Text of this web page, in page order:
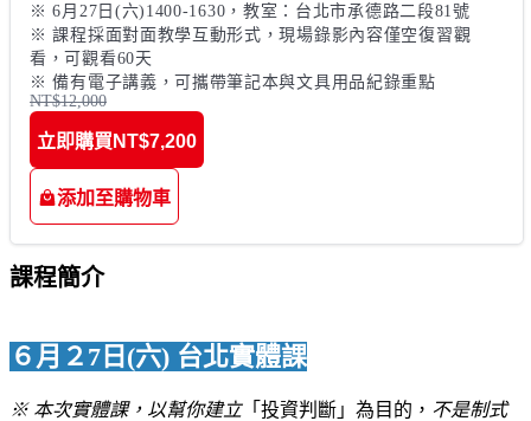
※ 6月27日(六)1400-1630，教室：台北市承德路二段81號
※ 課程採面對面教學互動形式，現場錄影內容僅空復習觀
看，可觀看60天
※ 備有電子講義，可攜帶筆記本與文具用品紀錄重點
NT$12,000
立即購買 NT$7,200
添加至購物車
課程簡介
６月２7日(六) 台北實體課
※ 本次實體課，以幫你建立「投資判斷」為目的， 不是制式